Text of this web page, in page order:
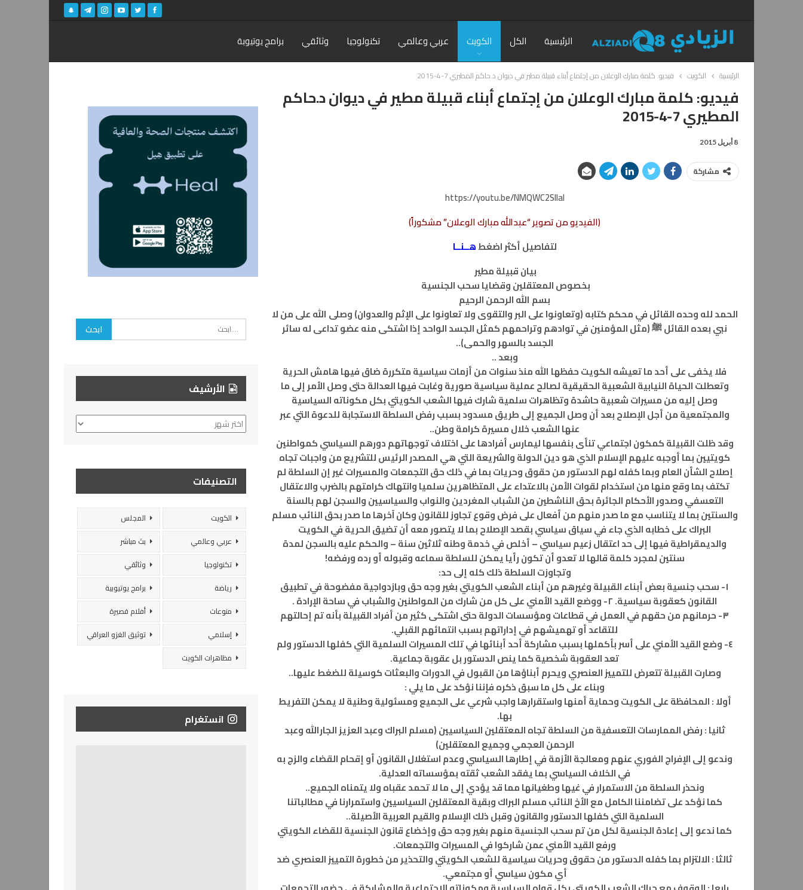
الرئيسية الكل الكويت عربي وعالمي تكنولوجيا وثائقي برامج يوتيوبة
الرئيسية الكويت فيديو: كلمة مبارك الوعلان من إجتماع أبناء قبيلة مطير في ديوان د.حاكم المطيري 7-4-2015
فيديو: كلمة مبارك الوعلان من إجتماع أبناء قبيلة مطير في ديوان د.حاكم
المطيري 7-4-2015
8 أبريل 2015
مشاركة
https://youtu.be/NMQWC2SIlaI
(الفيديو من تصوير “عبدالله مبارك الوعلان” مشكوراً)
لتفاصيل أكثر اضغطهــنــا
بيان قبيلة مطير
بخصوص المعتقلين وقضايا سحب الجنسية
بسم الله الرحمن الرحيم
الحمد لله وحده القائل في محكم كتابه (وتعاونوا على البر والتقوى ولا تعاونوا على الإثم والعدوان) وصلى الله على من لا
نبي بعده القائل ﷺ (مثل المؤمنين في توادهم وتراحمهم كمثل الجسد الواحد إذا اشتكى منه عضو تداعى له سائر
الجسد بالسهر والحمى)..
وبعد ..
فلا يخفى على أحد ما تعيشه الكويت حفظها الله منذ سنوات من أزمات سياسية متكررة ضاق فيها هامش الحرية
وتعطلت الحياة النيابية الشعبية الحقيقية لصالح عملية سياسية صورية وغابت فيها العدالة حتى وصل الأمر إلى ما
وصل إليه من مسيرات شعبية حاشدة وتظاهرات سلمية شارك فيها الشعب الكويتي بكل مكوناته السياسية
والمجتمعية من أجل الإصلاح بعد أن وصل الجميع إلى طريق مسدود بسبب رفض السلطة الاستجابة للدعوة التي عبر
عنها الشعب خلال مسيرة كرامة وطن..
وقد ظلت القبيلة كمكون اجتماعي تنأى بنفسها ليمارس أفرادها على اختلاف توجهاتهم دورهم السياسي كمواطنين
كويتيين بما أوجبه عليهم الإسلام الذي هو دين الدولة والشريعة التي هي المصدر الرئيس للتشريع من واجبات تجاه
إصلاح الشأن العام وبما كفله لهم الدستور من حقوق وحريات بما في ذلك حق التجمعات والمسيرات غير إن السلطة لم
تكتف بما وقع منها من استخدام لقوات الأمن بالاعتداء على المتظاهرين سلميا وانتهاك كرامتهم بالضرب والاعتقال
التعسفي وصدور الأحكام الجائرة بحق الناشطين من الشباب المغردين والنواب والسياسيين والسجن لهم بالسنة
والسنتين بما لا يتناسب مع ما صدر منهم من أفعال على فرض وقوع تجاوز للقانون وكان آخرها ما صدر بحق النائب مسلم
البراك على خطابه الذي جاء في سياق سياسي بقصد الإصلاح بما لا يتصور معه أن تضيق الحرية في الكويت
والديمقراطية فيها إلى حد اعتقال زعيم سياسي – أخلص في خدمة وطنه ثلاثين سنة – والحكم عليه بالسجن لمدة
سنتين لمجرد كلمة قالها لا تعدو أن تكون رأيا يمكن للسلطة سماعه وقبوله أو رده ورفضه!
وتجاوزت السلطة ذلك كله إلى حد:
١- سحب جنسية بعض أبناء القبيلة وغيرهم من أبناء الشعب الكويتي بغير وجه حق وبازدواجية مفضوحة في تطبيق
القانون كعقوبة سياسية. ٢- ووضع القيد الأمني على كل من شارك من المواطنين والشباب في ساحة الإرادة .
٣- حرمانهم من حقهم في العمل في قطاعات ومؤسسات الدولة حتى اشتكى كثير من أفراد القبيلة بأنه تم إحالتهم
للتقاعد أو تهميشهم في إداراتهم بسبب انتمائهم القبلي.
٤- وضع القيد الأمني على أسر بأكملها بسبب مشاركة أحد أبنائها في تلك المسيرات السلمية التي كفلها الدستور ولم
تعد العقوبة شخصية كما ينص الدستور بل عقوبة جماعية.
وصارت القبيلة تتعرض للتمييز العنصري ويحرم أبناؤها من القبول في الدورات والبعثات كوسيلة للضغط عليها..
وبناء على كل ما سبق ذكره فإننا نؤكد على ما يلي :
أولا : المحافظة على الكويت وحماية أمنها واستقرارها واجب شرعي على الجميع ومسئولية وطنية لا يمكن التفريط
بها.
ثانيا : رفض الممارسات التعسفية من السلطة تجاه المعتقلين السياسيين (مسلم البراك وعبد العزيز الجارالله وعبد
الرحمن العجمي وجميع المعتقلين)
وندعو إلى الإفراج الفوري عنهم ومعالجة الأزمة في إطارها السياسي وعدم استغلال القانون أو إقحام القضاء والزج به
في الخلاف السياسي بما يفقد الشعب ثقته بمؤسساته العدلية.
ونحذر السلطة من الاستمرار في غيها وطغيانها مما قد يؤدي إلى ما لا تحمد عقباه ولا يتمناه الجميع..
كما نؤكد على تضامننا الكامل مع الأخ النائب مسلم البراك وبقية المعتقلين السياسيين واستمرارنا في مطالباتنا
السلمية التي كفلها الدستور والقانون وقبل ذلك الإسلام والقيم العربية الأصيلة..
كما ندعو إلى إعادة الجنسية لكل من تم سحب الجنسية منهم بغير وجه حق وإخضاع قانون الجنسية للقضاء الكويتي
ورفع القيد الأمني عمن شاركوا في المسيرات والتجمعات.
ثالثا : الالتزام بما كفله الدستور من حقوق وحريات سياسية للشعب الكويتي والتحذير من خطورة التمييز العنصري ضد
أي مكون سياسي أو مجتمعي.
الأرشيف
الأرشيف
التصنيفات
الكويت
المجلس
عربي وعالمي
بث مباشر
تكنولوجيا
وثائقي
رياضة
برامج يوتيوبية
منوعات
أفلام قصيرة
إسلامي
توثيق الغزو العراقي
مظاهرات الكويت
انستغرام